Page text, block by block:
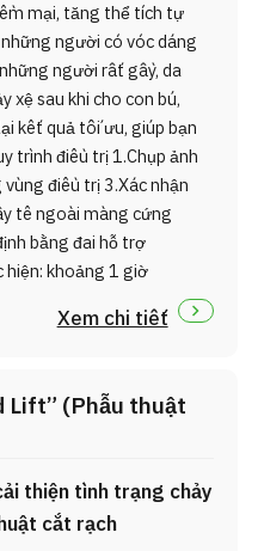
mại, tăng thể tích tự
người có vóc dáng
người rất gầy, da
xệ sau khi cho con bú,
kết quả tối ưu, giúp bạn
trình điều trị 1.Chụp ảnh
điều trị 3.Xác nhận
tê ngoài màng cứng
bằng đai hỗ trợ
khoảng 1 giờ
Xem chi tiết
Lift” (Phẫu thuật
thiện tình trạng chảy
cắt rạch